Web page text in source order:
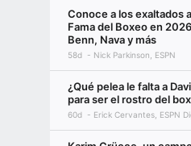
Conoce a los exaltados
Fama del Boxeo en
Benn, Nava y más
58d Nick Parkinson, ESPN
¿Qué pelea le falta a
para ser el rostro del
60d Erick Cervantes, ESPN